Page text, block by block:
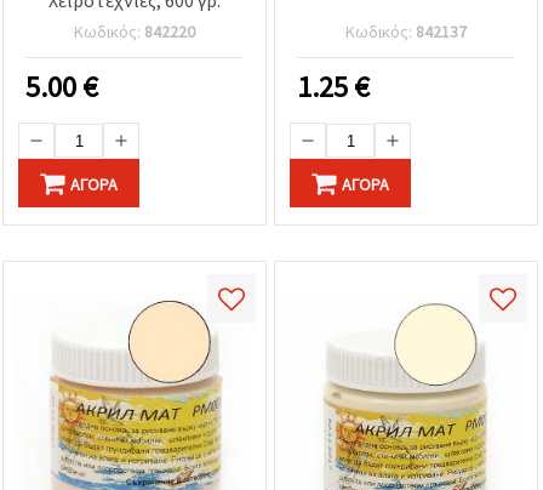
Κωδικός: 842220
5.00€
ΑΓΟΡΆ
Κωδικός: 842137
1.25€
ΑΓΟΡΆ